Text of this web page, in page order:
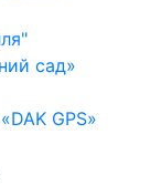
сад»
GPS»